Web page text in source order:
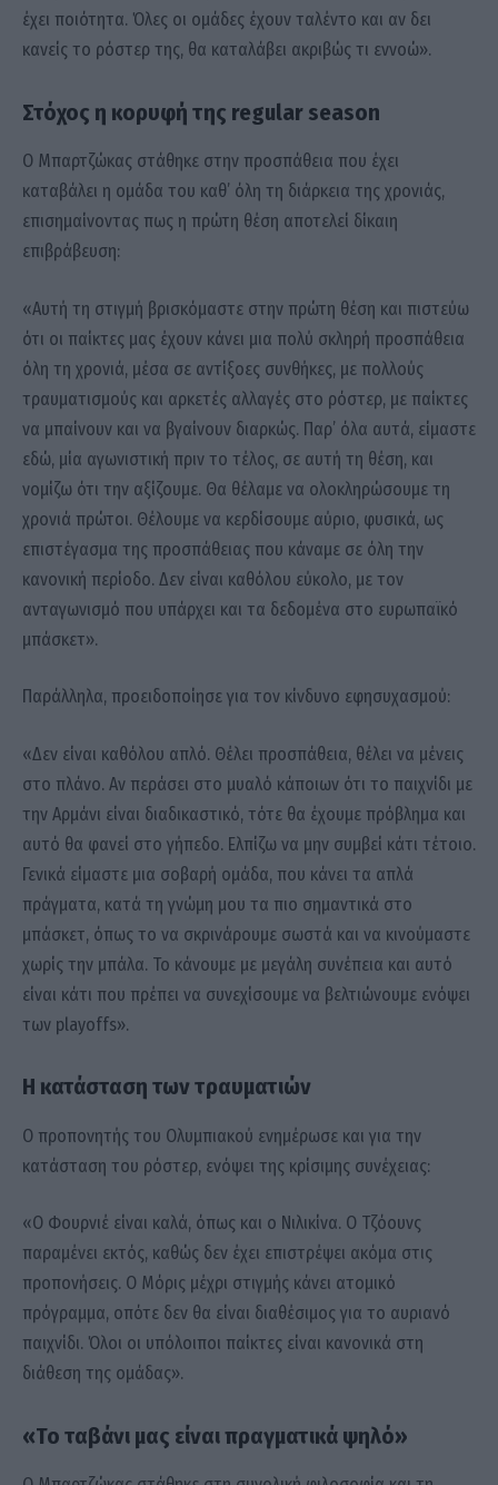
έχει ποιότητα. Όλες οι ομάδες έχουν ταλέντο και αν δει
κανείς το ρόστερ της, θα καταλάβει ακριβώς τι εννοώ».
Στόχος η κορυφή της regular season
Ο Μπαρτζώκας στάθηκε στην προσπάθεια που έχει
καταβάλει η ομάδα του καθ’ όλη τη διάρκεια της χρονιάς,
επισημαίνοντας πως η πρώτη θέση αποτελεί δίκαιη
επιβράβευση:
«Αυτή τη στιγμή βρισκόμαστε στην πρώτη θέση και πιστεύω
ότι οι παίκτες μας έχουν κάνει μια πολύ σκληρή προσπάθεια
όλη τη χρονιά, μέσα σε αντίξοες συνθήκες, με πολλούς
τραυματισμούς και αρκετές αλλαγές στο ρόστερ, με παίκτες
να μπαίνουν και να βγαίνουν διαρκώς. Παρ’ όλα αυτά, είμαστε
εδώ, μία αγωνιστική πριν το τέλος, σε αυτή τη θέση, και
νομίζω ότι την αξίζουμε. Θα θέλαμε να ολοκληρώσουμε τη
χρονιά πρώτοι. Θέλουμε να κερδίσουμε αύριο, φυσικά, ως
επιστέγασμα της προσπάθειας που κάναμε σε όλη την
κανονική περίοδο. Δεν είναι καθόλου εύκολο, με τον
ανταγωνισμό που υπάρχει και τα δεδομένα στο ευρωπαϊκό
μπάσκετ».
Παράλληλα, προειδοποίησε για τον κίνδυνο εφησυχασμού:
«Δεν είναι καθόλου απλό. Θέλει προσπάθεια, θέλει να μένεις
στο πλάνο. Αν περάσει στο μυαλό κάποιων ότι το παιχνίδι με
την Αρμάνι είναι διαδικαστικό, τότε θα έχουμε πρόβλημα και
αυτό θα φανεί στο γήπεδο. Ελπίζω να μην συμβεί κάτι τέτοιο.
Γενικά είμαστε μια σοβαρή ομάδα, που κάνει τα απλά
πράγματα, κατά τη γνώμη μου τα πιο σημαντικά στο
μπάσκετ, όπως το να σκρινάρουμε σωστά και να κινούμαστε
χωρίς την μπάλα. Το κάνουμε με μεγάλη συνέπεια και αυτό
είναι κάτι που πρέπει να συνεχίσουμε να βελτιώνουμε ενόψει
των playoffs».
Η κατάσταση των τραυματιών
Ο προπονητής του Ολυμπιακού ενημέρωσε και για την
κατάσταση του ρόστερ, ενόψει της κρίσιμης συνέχειας:
«Ο Φουρνιέ είναι καλά, όπως και ο Νιλικίνα. Ο Τζόουνς
παραμένει εκτός, καθώς δεν έχει επιστρέψει ακόμα στις
προπονήσεις. Ο Μόρις μέχρι στιγμής κάνει ατομικό
πρόγραμμα, οπότε δεν θα είναι διαθέσιμος για το αυριανό
παιχνίδι. Όλοι οι υπόλοιποι παίκτες είναι κανονικά στη
διάθεση της ομάδας».
«Το ταβάνι μας είναι πραγματικά ψηλό»